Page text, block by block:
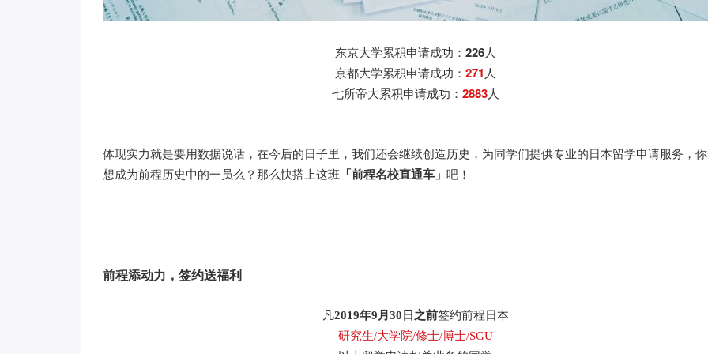
东京大学累积申请成功： 226人
京都大学累积申请成功： 271人
七所帝大累积申请成功： 2883人
体现实力就是要用数据说话，在今后的日子里，我们还会继续创造历史，为同学们提供专业的日本留学申请服务，
想成为前程历史中的一员么？那么快搭上这班 「前程名校直通车」 吧！
前程添动力，签约送福利
凡2019年9月30日之前签约前程日本
研究生/大学院/修士/博士/SGU